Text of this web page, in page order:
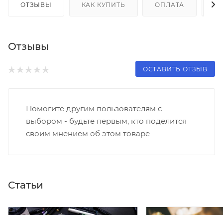
ОТЗЫВЫ КАК КУПИТЬ ОПЛАТА
Отзывы
ОСТАВИТЬ ОТЗЫВ
Помогите другим пользователям с
выбором - будьте первым, кто поделится
своим мнением об этом товаре
Статьи